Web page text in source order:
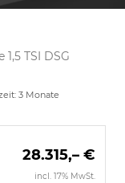
1,5 TSI DSG
3 Monate
28.315,– €
incl. 17% MwSt.